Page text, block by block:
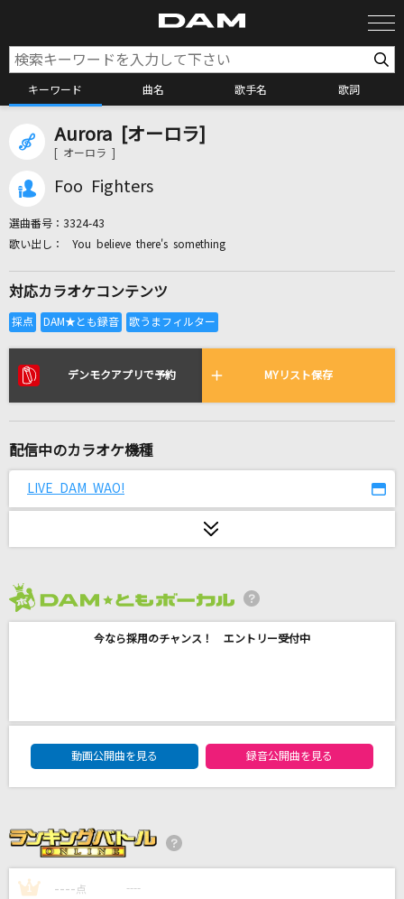
キーワード 曲名 歌手名 歌詞
カラオケ検索
全国りれき
リアルタイムで歌われている曲の一覧
[生音]限界突破×サバイバー
銀河鉄道999
キルマー
薬師丸ひろ子
勿忘草
Aurora [オーロラ]
[ オーロラ ]
Foo Fighters
選曲番号： 3324-43
You believe there's something
対応カラオケコンテンツ
デンモクアプリで予約 MYリスト保存
配信中のカラオケ機種
LIVE DAM WAO!
今なら採用のチャンス！ エントリー受付中
DAM★ともボーカルエントリーランキング
動画公開曲を見る
録音公開曲を見る
1 ---- 点 ----